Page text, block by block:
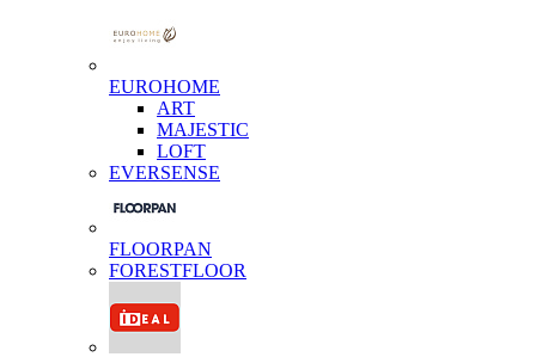
EUROHOME
ART
MAJESTIC
LOFT
EVERSENSE
FLOORPAN
FORESTFLOOR